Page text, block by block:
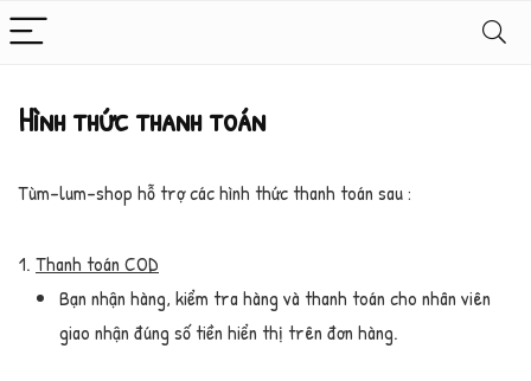
Hình thức thanh toán
Tùm-lum-shop hỗ trợ các hình thức thanh toán sau :
Thanh toán COD
Bạn nhận hàng, kiểm tra hàng và thanh toán cho nhân viên
giao nhận đúng số tiền hiển thị trên đơn hàng.